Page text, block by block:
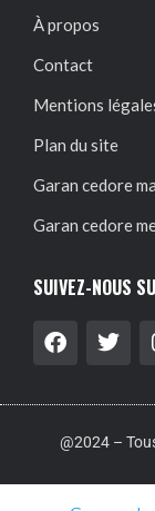
À propos
Contact
Mentions
Plan du site
Garan cedore
Garan cedore
SUIVEZ-NOUS
@2024 –